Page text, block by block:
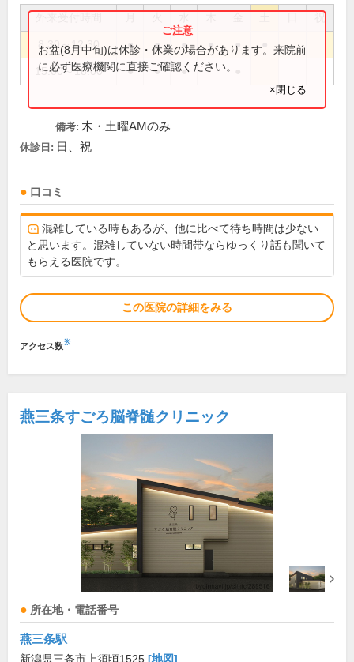
祝
8:30～12:30 ● ● ● ● ●
15:00～18:00 ● ● ●
お盆(8月中旬)は休診・休業の場合があります。来院前
に必ず医療機関に直接ご確認ください。
×閉じる
備考: 木・土曜AMのみ
休診日: 日、祝
口コミ
混雑している時もあるが、他に比べて待ち時間は少ない
と思います。混雑していない時間帯ならゆっくり話も聞いて
もらえる医院です。
この医院の詳細をみる
アクセス数※
燕三条すごろ脳脊髄クリニック
所在地・電話番号
燕三条駅
新潟県三条市上須頃1525 [地図]